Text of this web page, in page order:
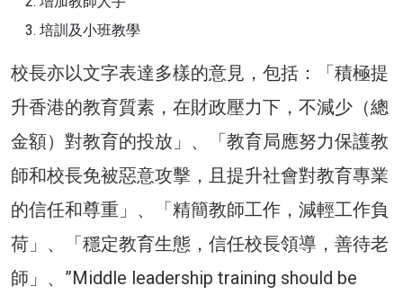
培訓及小班教學
校長亦以文字表達多樣的意見，包括：「積極提
升香港的教育質素，在財政壓力下，不減少（總
金額）對教育的投放」、「教育局應努力保護教
師和校長免被惡意攻擊，且提升社會對教育專業
的信任和尊重」、「精簡教師工作，減輕工作負
荷」、「穩定教育生態，信任校長領導，善待老
師」、”Middle leadership training should be